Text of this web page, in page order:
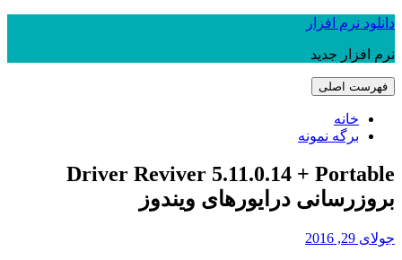
رفتن
نوشته‌ها
دانلود نرم افزار
نرم افزار جدید
فهرست اصلی
خانه
برگه نمونه
Driver Reviver 5.11.0.14 + Portable
بروزرسانی درایورهای ویندوز
جولای 29, 2016